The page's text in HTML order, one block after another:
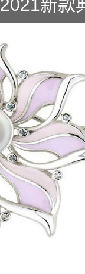
2021新款